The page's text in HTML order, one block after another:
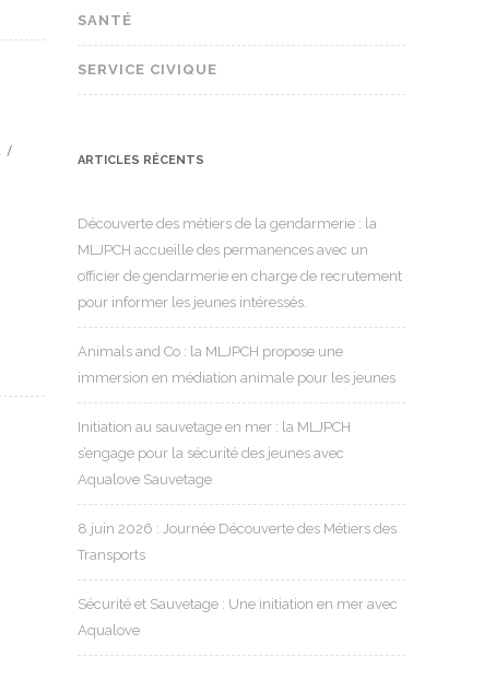
SANTÉ
SERVICE CIVIQUE
ARTICLES RÉCENTS
Découverte des métiers de la gendarmerie : la
MLJPCH accueille des permanences avec un
officier de gendarmerie en charge de recrutement
pour informer les jeunes intéressés.
Animals and Co : la MLJPCH propose une
immersion en médiation animale pour les jeunes
Initiation au sauvetage en mer : la MLJPCH
s’engage pour la sécurité des jeunes avec
Aqualove Sauvetage
8 juin 2026 : Journée Découverte des Métiers des
Transports
Sécurité et Sauvetage : Une initiation en mer avec
Aqualove